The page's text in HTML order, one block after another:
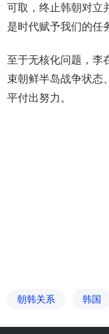
可取，终止韩朝对立
是时代赋予我们的任
至于无核化问题，李
束朝鲜半岛战争状态
平付出努力。
朝韩关系 韩国